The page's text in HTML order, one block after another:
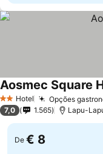
2 Estrelas
Hotel Opções
Aosmec Square
7,0 1.565 Lapu-
De € 8